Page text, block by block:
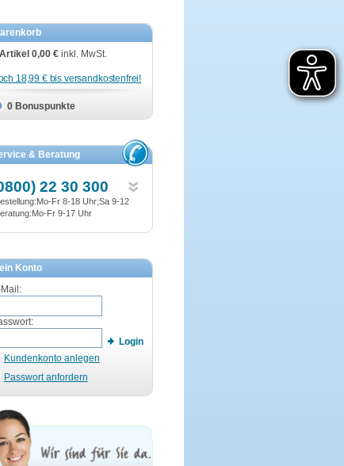
0,00 € inkl. MwSt.
18,99 € bis versandkostenfrei!
0 Bonuspunkte
& Beratung
22 30 300
Fr 8-18 Uhr;Sa 9-12
Fr 9-17 Uhr
Konto
Mail:
Login
Kundenkonto anlegen
Passwort anfordern